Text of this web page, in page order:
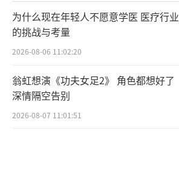
为什么现在年轻人不愿意学医 医疗行业
的挑战与考量
2026-08-06 11:02:20
翁虹想演《功夫女足2》 角色都想好了
深情隔空告别
2026-08-07 11:01:51